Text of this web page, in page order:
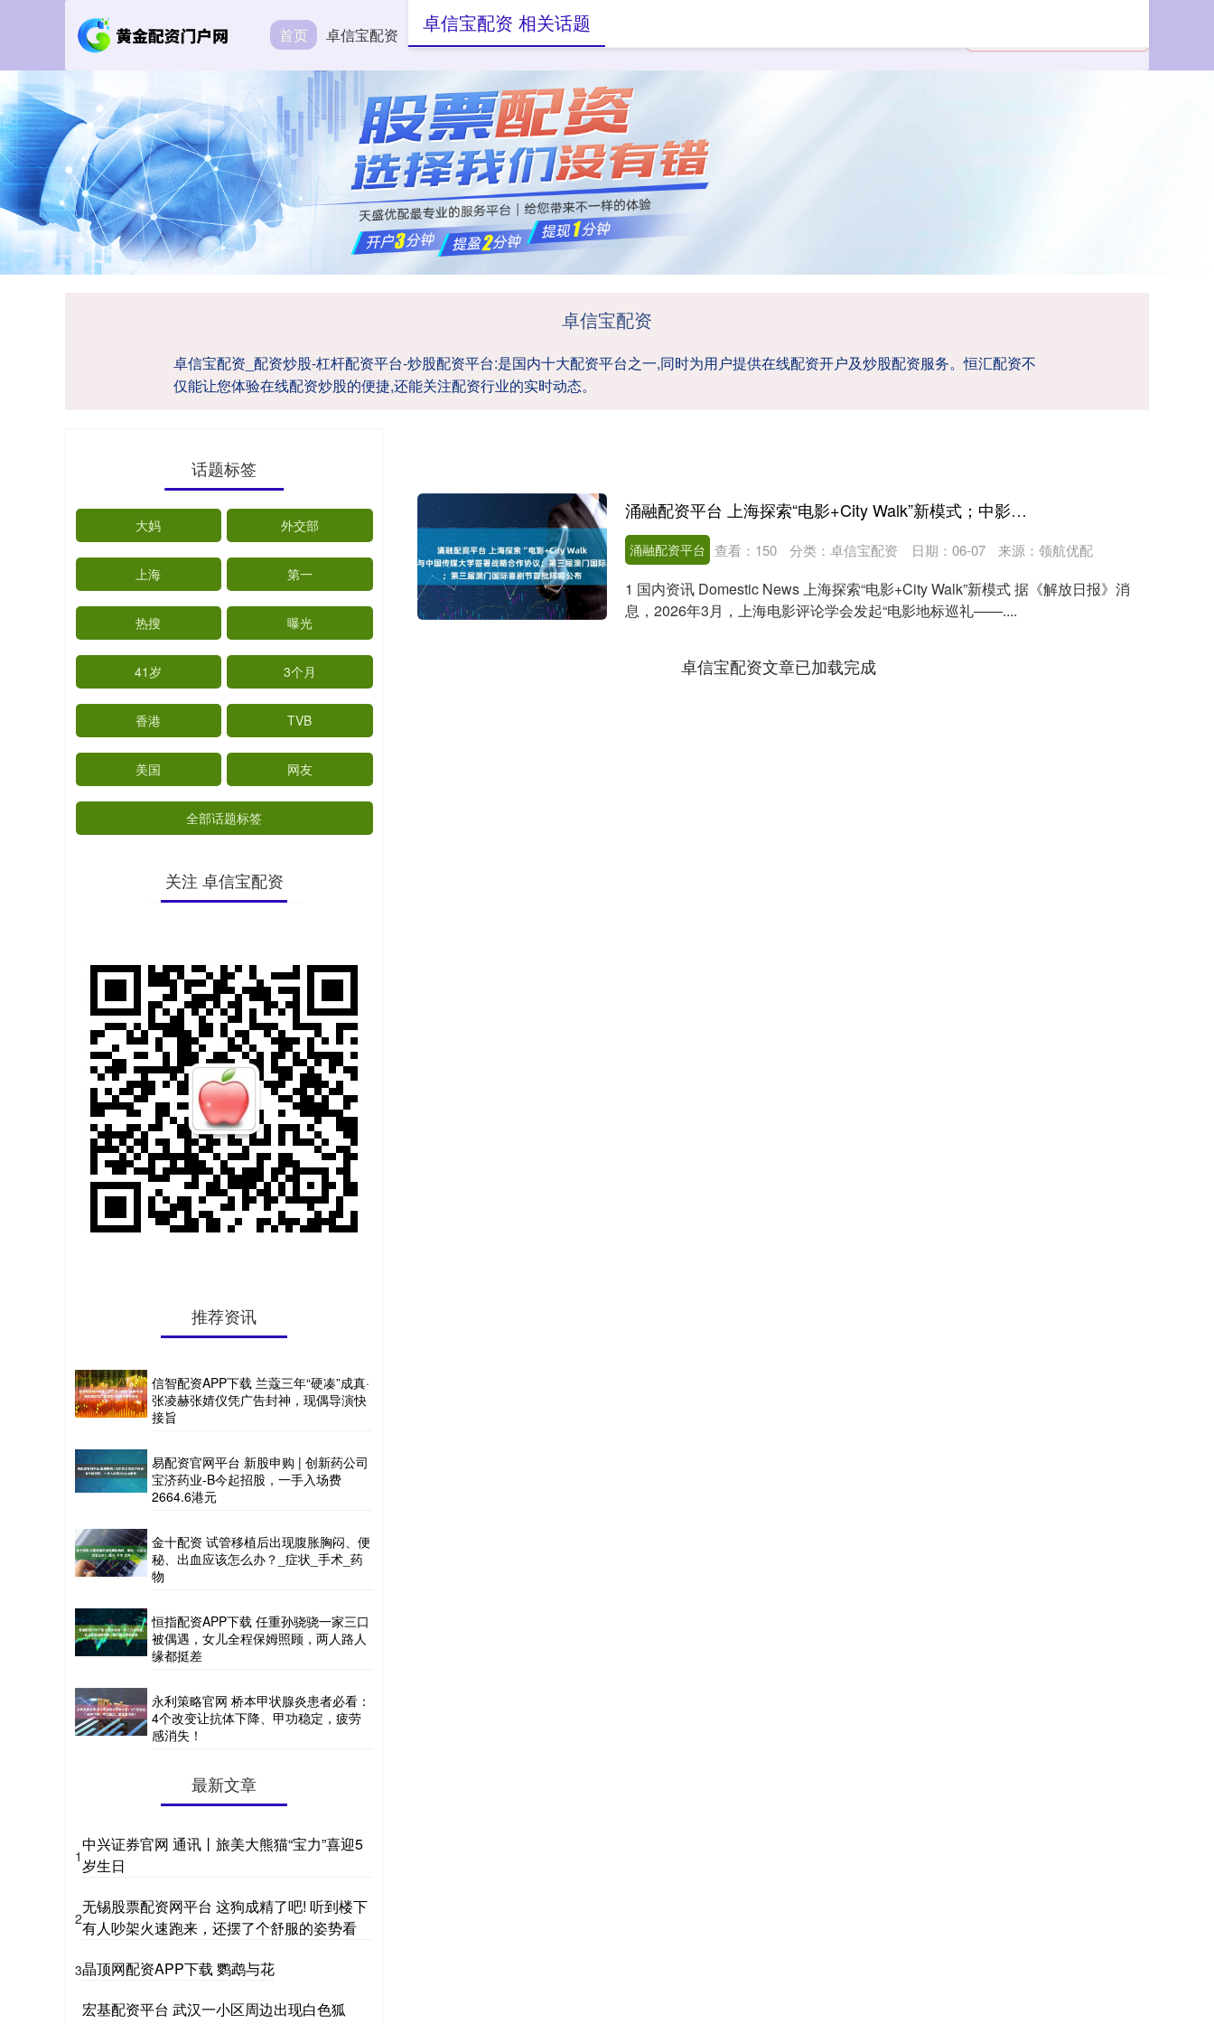
首页 卓信宝配资 配资炒股 杠杆配资平台
卓信宝配资
卓信宝配资_配资炒股-杠杆配资平台-炒股配资平台:是国内十大配资平台之一,同时为用户提供在线配资开户及炒股配资服务。恒汇配资不
仅能让您体验在线配资炒股的便捷,还能关注配资行业的实时动态。
卓信宝配资 相关话题
涌融配资平台 上海探索“电影+City Walk”新模式；中影集团与中国传媒大学签署战略合作协议；第三届澳门国际喜剧节首批阵容公布
涌融配资平台 日期：06-07 来源：领航优配
查看： 150 分类： 卓信宝配资
1 国内资讯 Domestic News 上海探索“电影+City Walk”新模式 据《解放日报》消
息，2026年3月，上海电影评论学会发起“电影地标巡礼——....
卓信宝配资文章已加载完成
话题标签
大妈 外交部
上海 第一
热搜 曝光
41岁 3个月
香港 TVB
美国 网友
全部话题标签
关注 卓信宝配资
推荐资讯
信智配资APP下载 兰蔻三年“硬凑”成真·
张凌赫张婧仪凭广告封神，现偶导演快
接旨
易配资官网平台 新股申购 | 创新药公司
宝济药业-B今起招股，一手入场费
2664.6港元
金十配资 试管移植后出现腹胀胸闷、便
秘、出血应该怎么办？_症状_手术_药
物
恒指配资APP下载 任重孙骁骁一家三口
被偶遇，女儿全程保姆照顾，两人路人
缘都挺差
永利策略官网 桥本甲状腺炎患者必看：
4个改变让抗体下降、甲功稳定，疲劳
感消失！
最新文章
1
中兴证券官网 通讯丨旅美大熊猫“宝力”喜迎5
岁生日
2
无锡股票配资网平台 这狗成精了吧! 听到楼下
有人吵架火速跑来，还摆了个舒服的姿势看
3晶顶网配资APP下载 鹦鹉与花
宏基配资平台 武汉一小区周边出现白色狐